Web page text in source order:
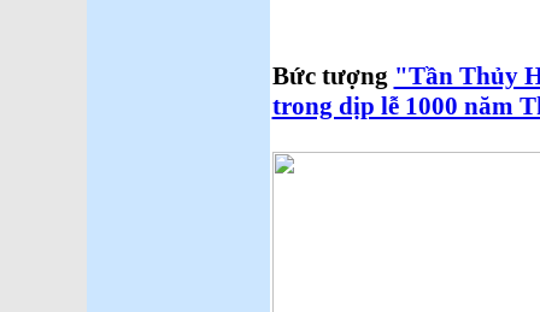
Bức tượng "Tần Thủy
trong dịp lễ 1000 năm